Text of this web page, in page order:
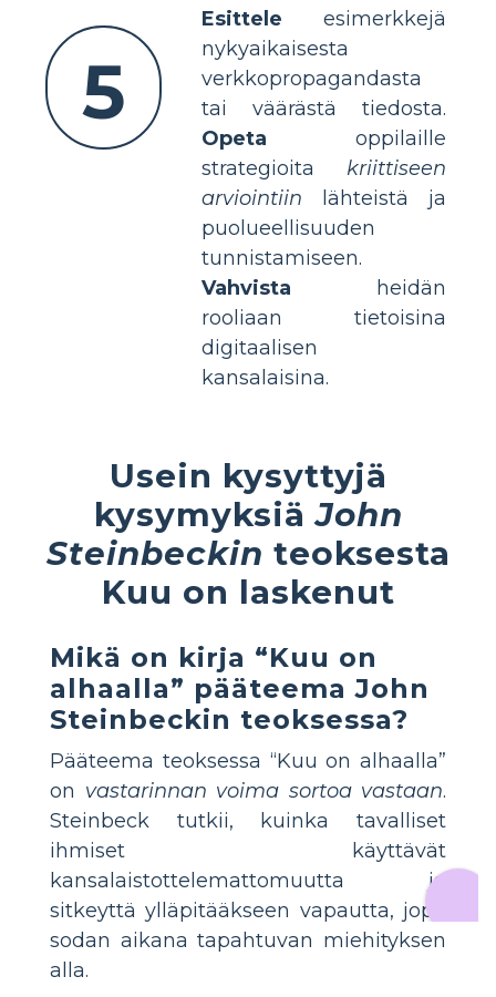
5
Esittele esimerkkejä
nykyaikaisesta
verkkopropagandasta
tai väärästä tiedosta.
Opeta oppilaille
strategioita kriittiseen
arviointiin lähteistä ja
puolueellisuuden
tunnistamiseen.
Vahvista heidän
rooliaan tietoisina
digitaalisen
kansalaisina.
Usein kysyttyjä
kysymyksiäJohn
Steinbeckin teoksesta
Kuu on laskenut
Mikä on kirja “Kuu on
alhaalla” pääteema John
Steinbeckin teoksessa?
Pääteema teoksessa “Kuu on alhaalla”
on vastarinnan voima sortoa vastaan.
Steinbeck tutkii, kuinka tavalliset
ihmiset käyttävät
kansalaistottelemattomuutta ja
sitkeyttä ylläpitääkseen vapautta, jopa
sodan aikana tapahtuvan miehityksen
alla.